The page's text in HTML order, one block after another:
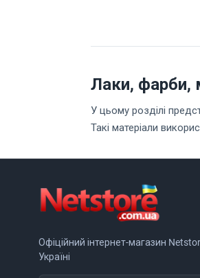
Лаки, фарби,
У цьому розділі
Такі матеріали
стирання, подряпин,
фарбу, бейц,
Що можна
Паркетні лаки-
Офіційний інтернет-магазин
Україні